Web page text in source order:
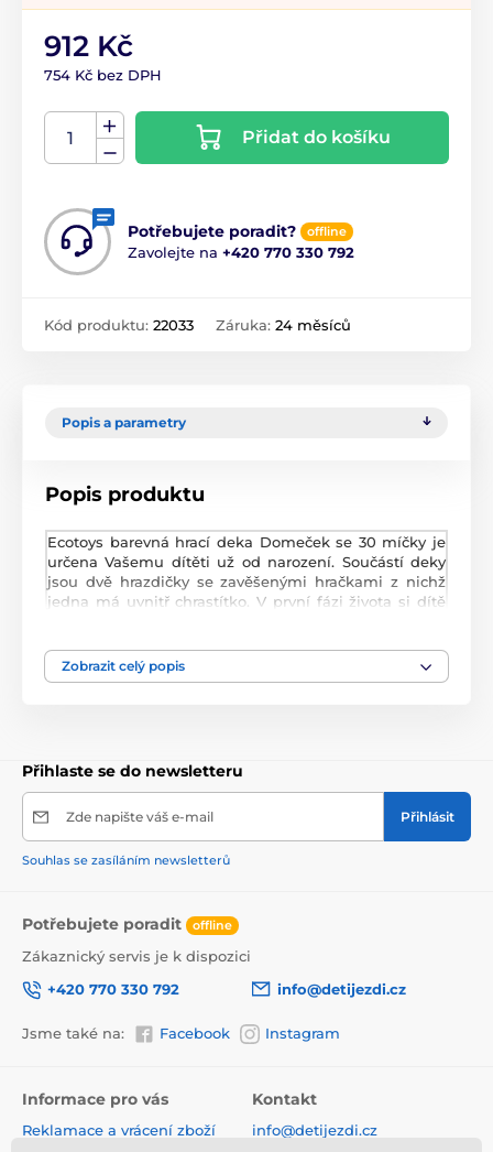
912 Kč
754 Kč bez DPH
Přidat do košíku
Potřebujete poradit? offline
Zavolejte na +420 770 330 792
Kód produktu: 22033 Záruka: 24 měsíců
Popis a parametry
Popis produktu
Ecotoys barevná hrací deka Domeček se 30 míčky je
určena Vašemu dítěti už od narození. Součástí deky
jsou dvě hrazdičky se zavěšenými hračkami z nichž
jedna má uvnitř chrastítko. V první fázi života si dítě
zvládne větší pohyby lze využít pouze samostatnou
deku. Hračky lze odejmout a dítě si s nimi může hrát
Zobrazit celý popis
Přihlaste se do newsletteru
Zde napište váš e-mail Přihlásit
Souhlas se zasíláním newsletterů
Potřebujete poradit offline
Zákaznický servis je k dispozici
+420 770 330 792
info@detijezdi.cz
Jsme také na: Facebook Instagram
Informace pro vás
Reklamace a vrácení zboží
Kontakt
info@detijezdi.cz